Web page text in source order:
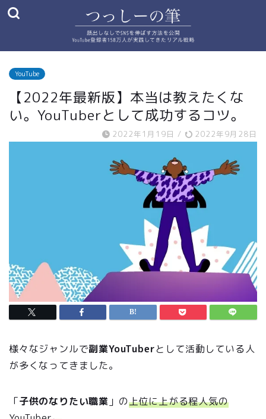
YouTube
【2022年最新版】本当は教えたくな
い。YouTuberとして成功するコツ。
2022年1月19日 / 2022年9月28日
様々なジャンルで副業YouTuberとして活動している人
が多くなってきました。
「子供のなりたい職業 」の上位に上がる程人気の